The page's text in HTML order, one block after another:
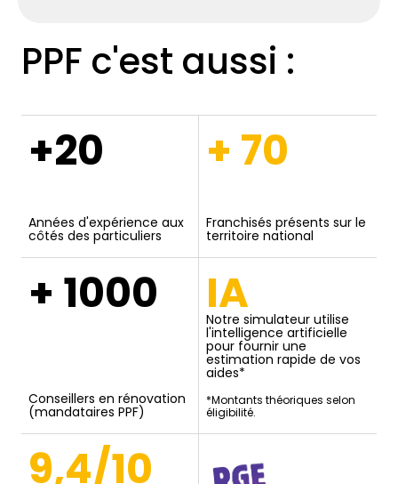
PPF c'est aussi :
+20
Années d'expérience aux
côtés des particuliers
+ 70
Franchisés présents sur le
territoire national
+ 1000
Conseillers en rénovation
(mandataires PPF)
IA
Notre simulateur utilise
l'intelligence artificielle
pour fournir une
estimation rapide de vos
aides*
*Montants théoriques selon
éligibilité.
9,4/10